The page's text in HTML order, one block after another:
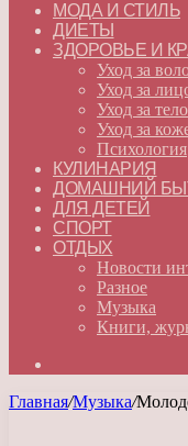
МОДА И СТИЛЬ
ДИЕТЫ
ЗДОРОВЬЕ И
Уход за
Уход за
Уход за
Уход за
Психология
КУЛИНАРИЯ
ДОМАШНИЙ
ДЛЯ ДЕТЕЙ
СПОРТ
ОТДЫХ
Новости
Разное
Музыка
Книги,
Главная/Музыка/